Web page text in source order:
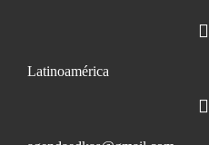
Latinoamérica